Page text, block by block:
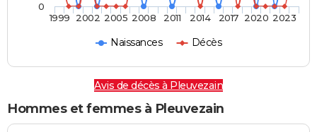
Naissances Décès
1999 2002 2005 2008 2011 2014 2017 2020 2023
0
Avis de décès à Pleuvezain
Hommes et femmes à Pleuvezain